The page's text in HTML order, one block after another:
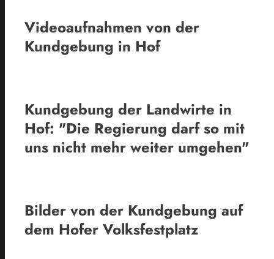
Videoaufnahmen von der
Kundgebung in Hof
Kundgebung der Landwirte in
Hof: "Die Regierung darf so mit
uns nicht mehr weiter umgehen"
Bilder von der Kundgebung auf
dem Hofer Volksfestplatz